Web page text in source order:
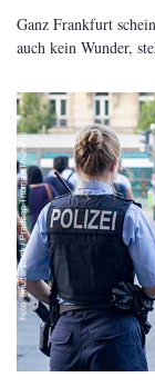
Ganz Frankfurt
auch kein Wunder,